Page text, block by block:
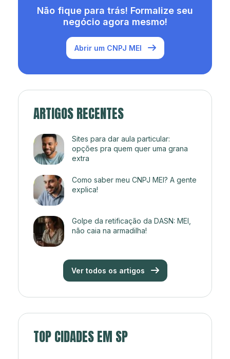
Não fique para trás! Formalize seu
negócio agora mesmo!
Abrir um CNPJ MEI
ARTIGOS RECENTES
Sites para dar aula particular:
opções pra quem quer uma grana
extra
Como saber meu CNPJ MEI? A gente
explica!
Golpe da retificação da DASN: MEI,
não caia na armadilha!
Ver todos os artigos
TOP CIDADES EM SP